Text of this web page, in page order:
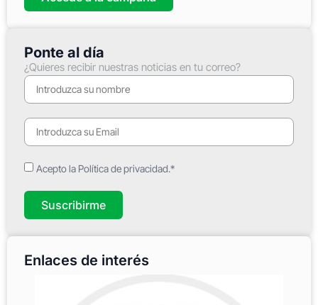
Ponte al día
¿Quieres recibir nuestras noticias en tu correo?
Acepto la Política de privacidad.*
Suscribirme
Enlaces de interés